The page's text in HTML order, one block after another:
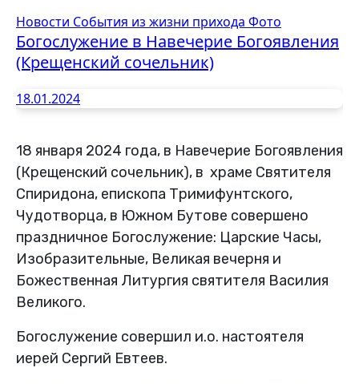
Новости События из жизни прихода Фото
Богослужение в Навечерие Богоявления
(Крещенский сочельник)
18.01.2024
18 января 2024 года, в Навечерие Богоявления
(Крещенский сочельник), в храме Святителя
Спиридона, епископа Тримифунтского,
Чудотворца, в Южном Бутове совершено
праздничное Богослужение: Царские Часы,
Изобразительные, Великая вечерня и
Божественная Литургия святителя Василия
Великого.
Богослужение совершил и.о. настоятеля
иерей Сергий Евтеев.